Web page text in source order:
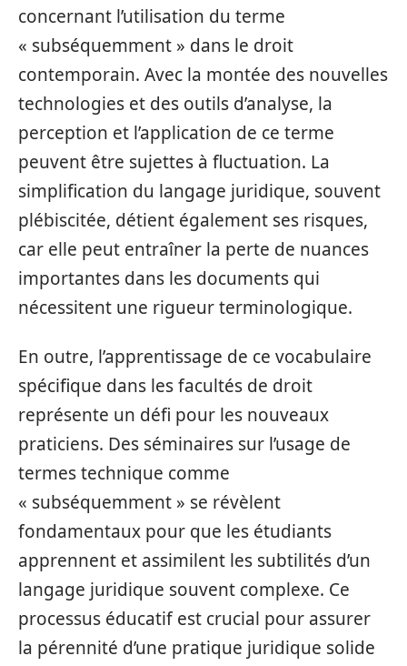
concernant l’utilisation du terme
« subséquemment » dans le droit
contemporain. Avec la montée des nouvelles
technologies et des outils d’analyse, la
perception et l’application de ce terme
peuvent être sujettes à fluctuation. La
simplification du langage juridique, souvent
plébiscitée, détient également ses risques,
car elle peut entraîner la perte de nuances
importantes dans les documents qui
nécessitent une rigueur terminologique.
En outre, l’apprentissage de ce vocabulaire
spécifique dans les facultés de droit
représente un défi pour les nouveaux
praticiens. Des séminaires sur l’usage de
termes technique comme
« subséquemment » se révèlent
fondamentaux pour que les étudiants
apprennent et assimilent les subtilités d’un
langage juridique souvent complexe. Ce
processus éducatif est crucial pour assurer
la pérennité d’une pratique juridique solide